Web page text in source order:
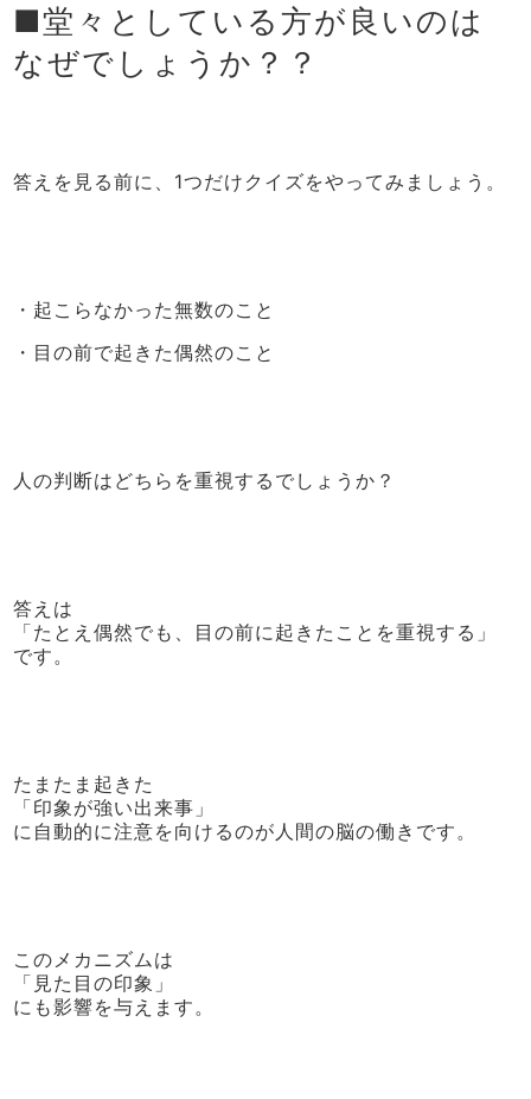
■堂々としている方が良いのは
なぜでしょうか？？
答えを見る前に、1つだけクイズをやってみましょう。
・起こらなかった無数のこと
・目の前で起きた偶然のこと
人の判断はどちらを重視するでしょうか？
答えは
「たとえ偶然でも、目の前に起きたことを重視する」
です。
たまたま起きた
「印象が強い出来事」
に自動的に注意を向けるのが人間の脳の働きです。
このメカニズムは
「見た目の印象」
にも影響を与えます。